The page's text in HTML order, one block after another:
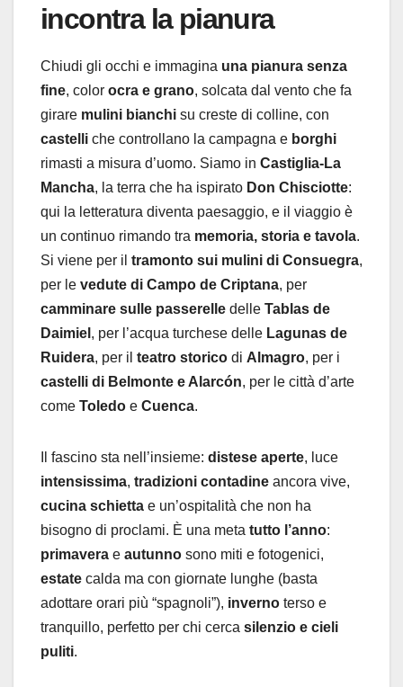
incontra la pianura
Chiudi gli occhi e immagina una pianura senza
fine, color ocra e grano, solcata dal vento che fa
girare mulini bianchi su creste di colline, con
castelli che controllano la campagna e borghi
rimasti a misura d’uomo. Siamo in Castiglia-La
Mancha, la terra che ha ispirato Don Chisciotte:
qui la letteratura diventa paesaggio, e il viaggio è
un continuo rimando tra memoria, storia e tavola.
Si viene per il tramonto sui mulini di Consuegra,
per le vedute di Campo de Criptana, per
camminare sulle passerelle delle Tablas de
Daimiel , per l’acqua turchese delle Lagunas de
Ruidera, per il teatro storico di Almagro, per i
castelli di Belmonte e Alarcón, per le città d’arte
come Toledo e Cuenca.
Il fascino sta nell’insieme: distese aperte, luce
intensissima, tradizioni contadine ancora vive,
cucina schietta e un’ospitalità che non ha
bisogno di proclami. È una meta tutto l’anno:
primavera e autunno sono miti e fotogenici,
estate calda ma con giornate lunghe (basta
adottare orari più “spagnoli”), inverno terso e
tranquillo, perfetto per chi cerca silenzio e cieli
puliti.